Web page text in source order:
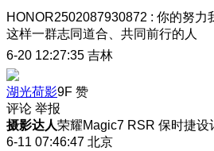
HONOR2502087930872 : 你的努力
这样一群志同道合、共同前行的人
6-20 12:27:35 吉林
湖光荷影9F 赞
评论 举报
摄影达人荣耀Magic7 RSR 保时捷设
6-11 07:46:47 北京